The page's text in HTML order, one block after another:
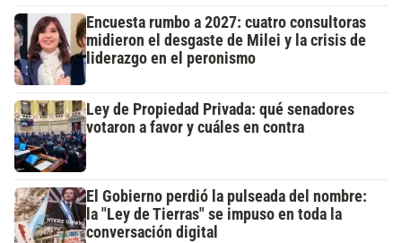
Encuesta rumbo a 2027: cuatro consultoras
midieron el desgaste de Milei y la crisis de
liderazgo en el peronismo
Ley de Propiedad Privada: qué senadores
votaron a favor y cuáles en contra
El Gobierno perdió la pulseada del nombre:
la "Ley de Tierras" se impuso en toda la
conversación digital